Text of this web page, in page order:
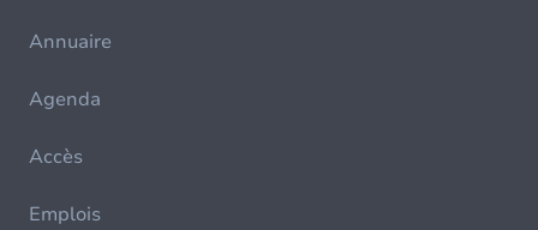
Annuaire
Agenda
Accès
Emplois